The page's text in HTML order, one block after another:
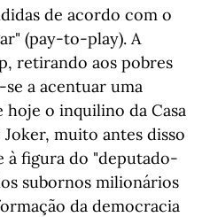
de acordo com o
(pay-to-play). A
retirando aos pobres
a acentuar uma
hoje o inquilino da Casa
muito antes disso
à figura do "deputado-
subornos milionários
da democracia